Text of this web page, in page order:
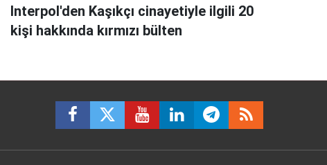
Interpol'den Kaşıkçı cinayetiyle ilgili 20
kişi hakkında kırmızı bülten